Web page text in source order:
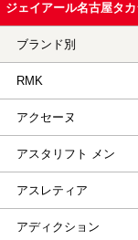
ジェイアール名古屋タ
ブランド別
RMK
アクセーヌ
アスタリフト メン
アスレティア
アディクション